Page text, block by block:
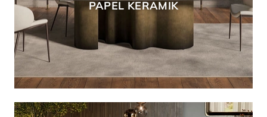
PAPEL KERAMIK